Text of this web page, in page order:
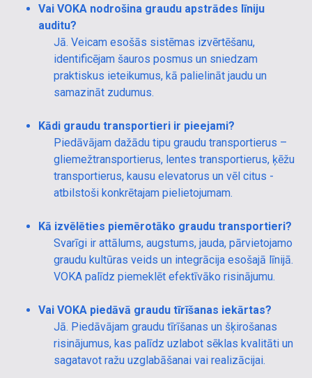
Vai VOKA nodrošina graudu apstrādes līniju
auditu?
Jā. Veicam esošās sistēmas izvērtēšanu,
identificējam šauros posmus un sniedzam
praktiskus ieteikumus, kā palielināt jaudu un
samazināt zudumus.
Kādi graudu transportieri ir pieejami?
Piedāvājam dažādu tipu graudu transportierus –
gliemežtransportierus, lentes transportierus, ķēžu
transportierus, kausu elevatorus un vēl citus -
atbilstoši konkrētajam pielietojumam.
Kā izvēlēties piemērotāko graudu transportieri?
Svarīgi ir attālums, augstums, jauda, pārvietojamo
graudu kultūras veids un integrācija esošajā līnijā.
VOKA palīdz piemeklēt efektīvāko risinājumu.
Vai VOKA piedāvā graudu tīrīšanas iekārtas?
Jā. Piedāvājam graudu tīrīšanas un šķirošanas
risinājumus, kas palīdz uzlabot sēklas kvalitāti un
sagatavot ražu uzglabāšanai vai realizācijai.